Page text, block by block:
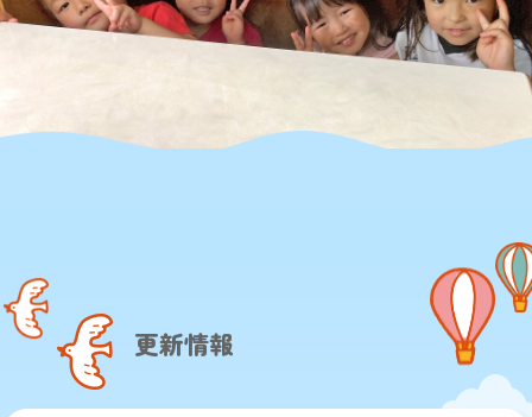
更新情報